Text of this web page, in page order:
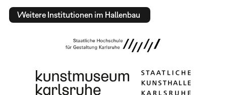
Weitere Institutionen im Hallenbau